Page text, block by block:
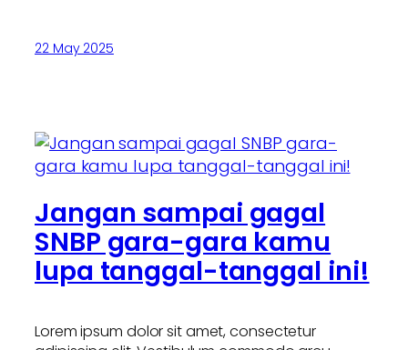
22 May 2025
Jangan sampai gagal
SNBP gara-gara kamu
lupa tanggal-tanggal ini!
Lorem ipsum dolor sit amet, consectetur